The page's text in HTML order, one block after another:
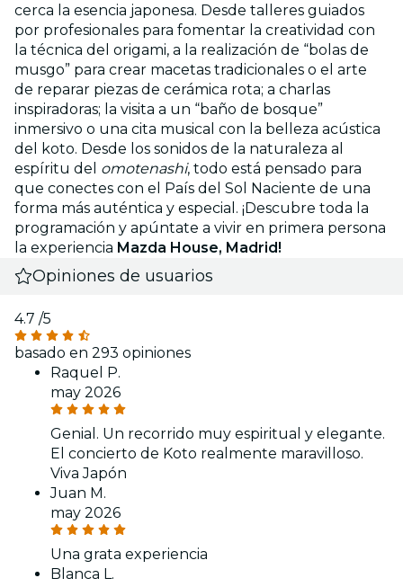
cerca la esencia japonesa. Desde talleres guiados
por profesionales para fomentar la creatividad con
la técnica del origami, a la realización de “bolas de
musgo” para crear macetas tradicionales o el arte
de reparar piezas de cerámica rota; a charlas
inspiradoras; la visita a un “baño de bosque”
inmersivo o una cita musical con la belleza acústica
del koto. Desde los sonidos de la naturaleza al
espíritu del omotenashi, todo está pensado para
que conectes con el País del Sol Naciente de una
forma más auténtica y especial. ¡Descubre toda la
programación y apúntate a vivir en primera persona
la experiencia Mazda House, Madrid!
Opiniones de usuarios
4.7 /5
basado en 293 opiniones
Raquel P.
may 2026
Genial. Un recorrido muy espiritual y elegante.
El concierto de Koto realmente maravilloso.
Viva Japón
Juan M.
may 2026
Una grata experiencia
Blanca L.